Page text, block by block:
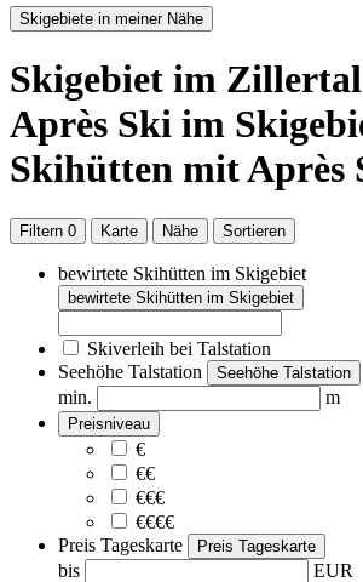
Skigebiete in meiner Nähe
Skigebiet im Zillertal
Après Ski im
Skihütten mit Après
Filtern 0 Karte Nähe Sortieren
bewirtete Skihütten im Skigebiet
bewirtete Skihütten im Skigebiet
Skiverleih bei Talstation
Seehöhe Talstation
Seehöhe Talstation
min. m
Preisniveau
€
€€
€€€
€€€€
Preis Tageskarte
Preis Tageskarte
bis
EUR